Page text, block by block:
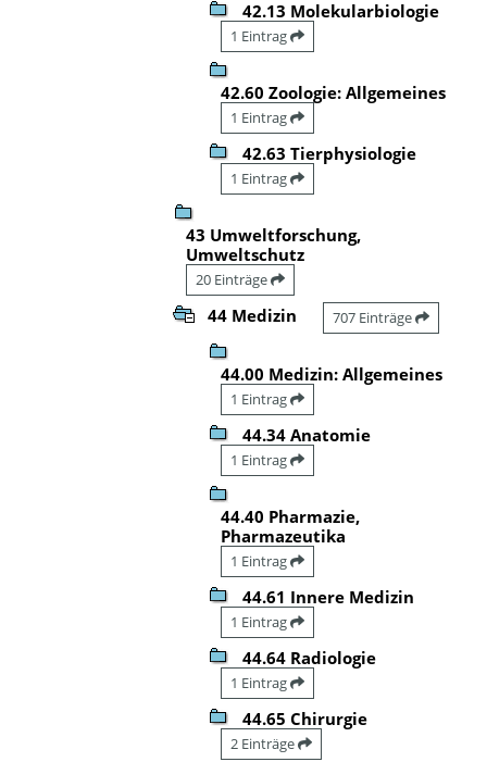
42.13 Molekularbiologie
1 Eintrag
42.60 Zoologie: Allgemeines
1 Eintrag
42.63 Tierphysiologie
1 Eintrag
43 Umweltforschung,
Umweltschutz
20 Einträge
44 Medizin 707 Einträge
44.00 Medizin: Allgemeines
1 Eintrag
44.34 Anatomie
1 Eintrag
44.40 Pharmazie,
Pharmazeutika
1 Eintrag
44.61 Innere Medizin
1 Eintrag
44.64 Radiologie
1 Eintrag
44.65 Chirurgie
2 Einträge